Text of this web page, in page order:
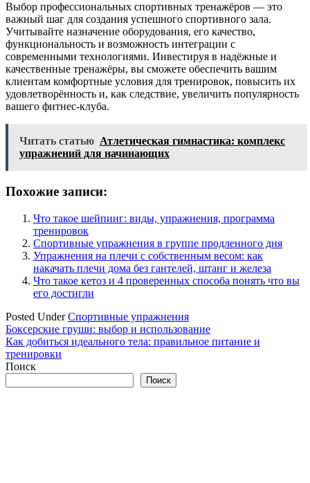
Выбор профессиональных спортивных тренажёров — это
важный шаг для создания успешного спортивного зала.
Учитывайте назначение оборудования, его качество,
функциональность и возможность интеграции с
современными технологиями. Инвестируя в надёжные и
качественные тренажёры, вы сможете обеспечить вашим
клиентам комфортные условия для тренировок, повысить их
удовлетворённость и, как следствие, увеличить популярность
вашего фитнес-клуба.
Читать статью Атлетическая гимнастика: комплекс
упражнений для начинающих
Похожие записи:
Что такое шейпинг: виды, упражнения, программа
тренировок
Спортивные упражнения в группе продленного дня
Упражнения на плечи с собственным весом: как
накачать плечи дома без гантелей, штанг и железа
Что такое кетоз и 4 проверенных способа понять что вы
его достигли
Posted UnderСпортивные упражнения
Навигация
по
записям
Боксерские груши: выбор и использование
Как добиться идеального тела: правильное питание и
тренировки
Поиск
Поиск